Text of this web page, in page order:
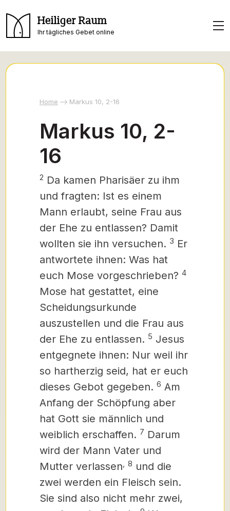
Heiliger Raum
Ihr tägliches Gebet online
Home Markus 10, 2-16
Markus 10, 2-
16
2 Da kamen Pharisäer zu ihm
und fragten: Ist es einem
Mann erlaubt, seine Frau aus
der Ehe zu entlassen? Damit
wollten sie ihn versuchen. 3 Er
antwortete ihnen: Was hat
euch Mose vorgeschrieben? 4
Mose hat gestattet, eine
Scheidungsurkunde
auszustellen und die Frau aus
der Ehe zu entlassen. 5 Jesus
entgegnete ihnen: Nur weil ihr
so hartherzig seid, hat er euch
dieses Gebot gegeben. 6 Am
Anfang der Schöpfung aber
hat Gott sie männlich und
weiblich erschaffen. 7 Darum
wird der Mann Vater und
Mutter verlassen 8 und die
zwei werden ein Fleisch sein.
Sie sind also nicht mehr zwei,